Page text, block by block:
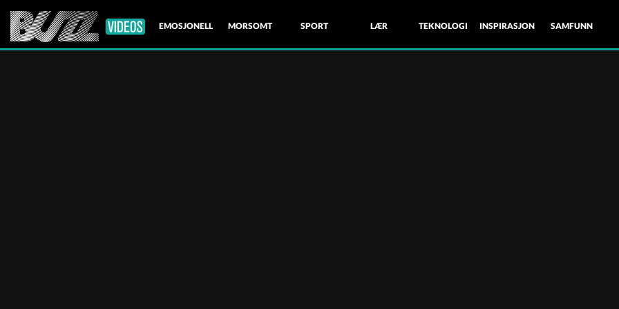
EMOSJONELL MORSOMT SPORT LÆR TEKNOLOGI INSPIRASJON SAMFUNN